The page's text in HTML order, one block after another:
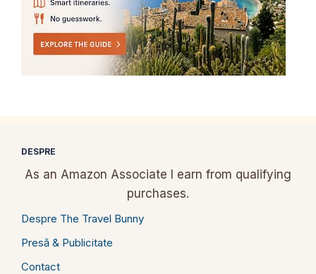
DESPRE
As an Amazon Associate I earn from qualifying
purchases.
Despre The Travel Bunny
Presă & Publicitate
Contact